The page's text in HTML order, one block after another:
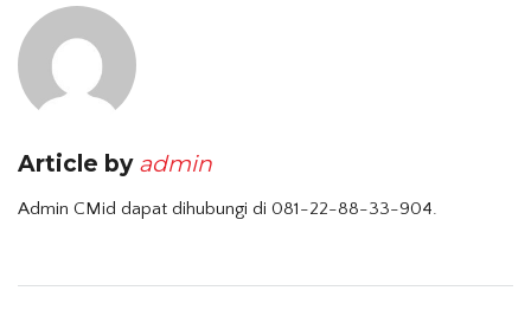
Article by admin
Admin CMid dapat dihubungi di 081-22-88-33-904.